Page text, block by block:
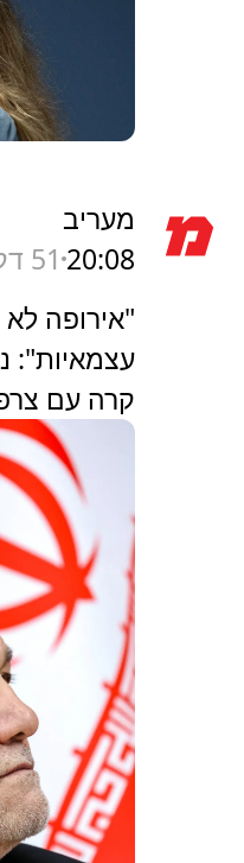
מעריב
20:08 51 דקות
"אירופה
עצמאיות":
קרה עם